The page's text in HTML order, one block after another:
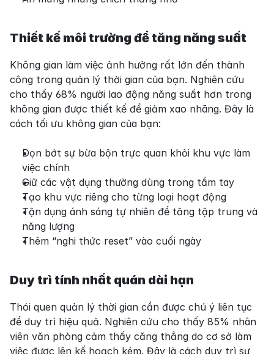
Thiết kế môi trường để tăng năng suất
Không gian làm việc ảnh hưởng rất lớn đến thành
công trong quản lý thời gian của bạn. Nghiên cứu
cho thấy 68% người lao động năng suất hơn trong
không gian được thiết kế để giảm xao nhãng. Đây là
cách tối ưu không gian của bạn:
Dọn bớt sự bừa bộn trực quan khỏi khu vực làm
việc chính
Giữ các vật dụng thường dùng trong tầm tay
Tạo khu vực riêng cho từng loại hoạt động
Tận dụng ánh sáng tự nhiên để tăng tập trung và
năng lượng
Thêm “nghi thức reset” vào cuối ngày
Duy trì tính nhất quán dài hạn
Thói quen quản lý thời gian cần được chú ý liên tục
để duy trì hiệu quả. Nghiên cứu cho thấy 85% nhân
viên văn phòng cảm thấy căng thẳng do cơ sở làm
việc được lên kế hoạch kém. Đây là cách duy trì sự